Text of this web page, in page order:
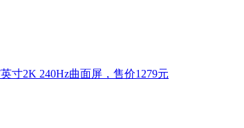
寸2K 240Hz曲面屏，售价1279元